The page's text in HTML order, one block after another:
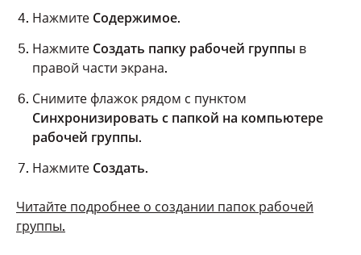
Нажмите Содержимое.
Нажмите Создать папку рабочей группы в
правой части экрана.
Снимите флажок рядом с пунктом
Синхронизировать с папкой на компьютере
рабочей группы.
Нажмите Создать.
Читайте подробнее о создании папок рабочей
группы.